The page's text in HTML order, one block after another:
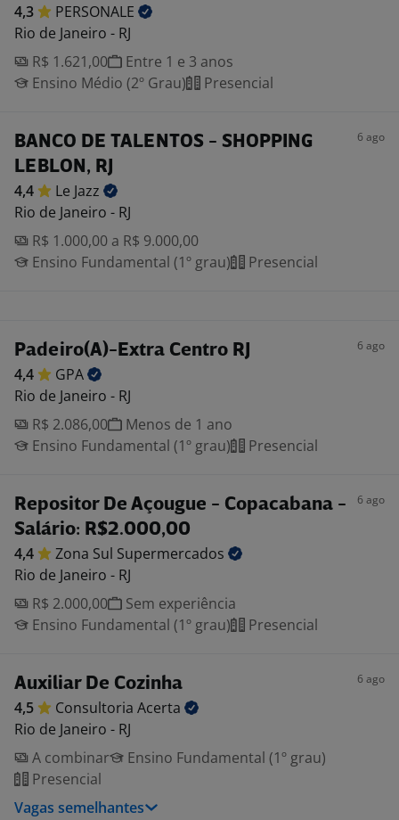
4,3
PERSONALE
Rio de Janeiro - RJ
R$ 1.621,00
Entre 1 e 3 anos
Ensino Médio (2º Grau)
Presencial
BANCO DE TALENTOS - SHOPPING
LEBLON, RJ
6 ago
4,4 Le Jazz
Rio de Janeiro - RJ
R$ 1.000,00 a R$ 9.000,00
Ensino Fundamental (1º grau)
Presencial
Padeiro(A)-Extra Centro RJ 6 ago
4,4
GPA
Rio de Janeiro - RJ
R$ 2.086,00
Menos de 1 ano
Ensino Fundamental (1º grau)
Presencial
Repositor De Açougue - Copacabana -
Salário: R$2.000,00
6 ago
4,4 Zona Sul Supermercados
Rio de Janeiro - RJ
R$ 2.000,00
Sem experiência
Ensino Fundamental (1º grau)
Presencial
Auxiliar De Cozinha 6 ago
4,5 Consultoria Acerta
Rio de Janeiro - RJ
A combinar
Ensino Fundamental (1º grau)
Presencial
Vagas semelhantes